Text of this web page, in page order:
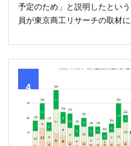
予定のため」と説明したとい
員が東京商工リサーチの取材に
4